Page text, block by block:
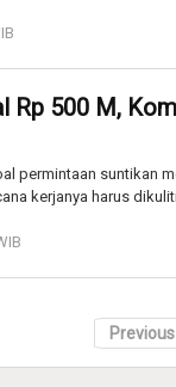
Rp 500 M,
permintaan suntikan
kerjanya harus
Previous